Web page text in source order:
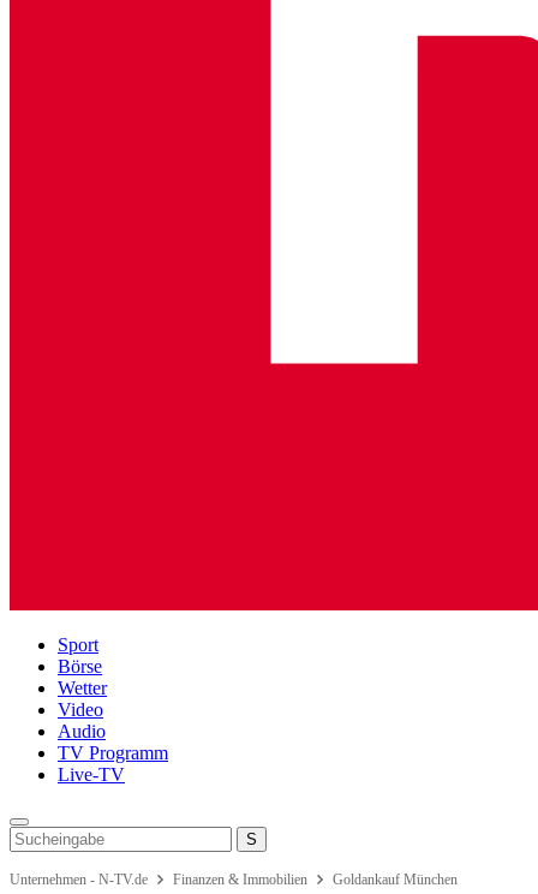
Sport
Börse
Wetter
Video
Audio
TV Programm
Live-TV
Unternehmen - N-TV.de Finanzen & Immobilien Goldankauf München